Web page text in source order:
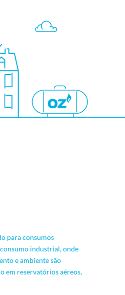
para consumos
industrial, onde
e ambiente são
em reservatórios aéreos,